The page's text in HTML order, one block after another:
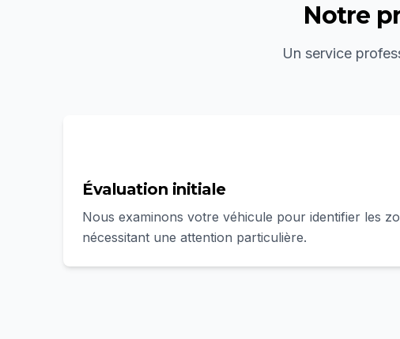
Notre
Un service
Évaluation initiale
Nous examinons votre véhicule pour identifier les
nécessitant une attention particulière.